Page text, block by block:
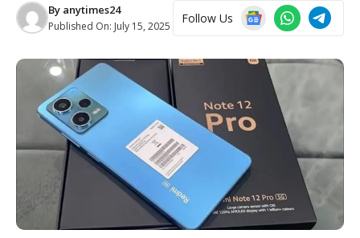
By anytimes24
Published On: July 15, 2025
Follow Us